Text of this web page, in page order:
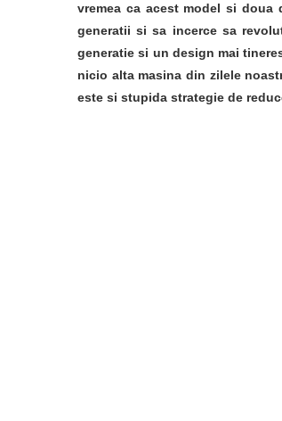
vremea ca acest model si doua
generatii si sa incerce sa
generatie si un design mai
nicio alta masina din zilele
este si stupida strategie de